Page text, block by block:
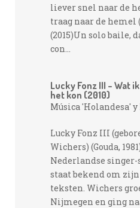
liever snel
traag naar de hemel
(2015)Un solo baile,
con...
Lucky Fonz III – Wat
het kon (2010)
Música 'Holandesa'
Lucky Fonz III
Wichers) (Gouda,
Nederlandse
staat bekend om
teksten. Wichers
Nijmegen en ging